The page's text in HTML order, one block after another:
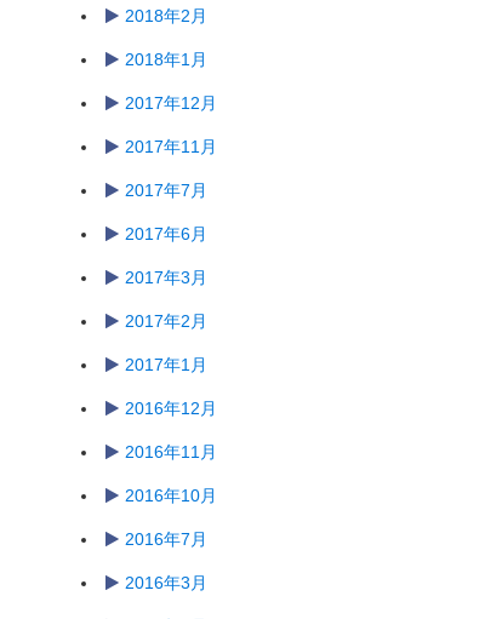
2018年2月
2018年1月
2017年12月
2017年11月
2017年7月
2017年6月
2017年3月
2017年2月
2017年1月
2016年12月
2016年11月
2016年10月
2016年7月
2016年3月